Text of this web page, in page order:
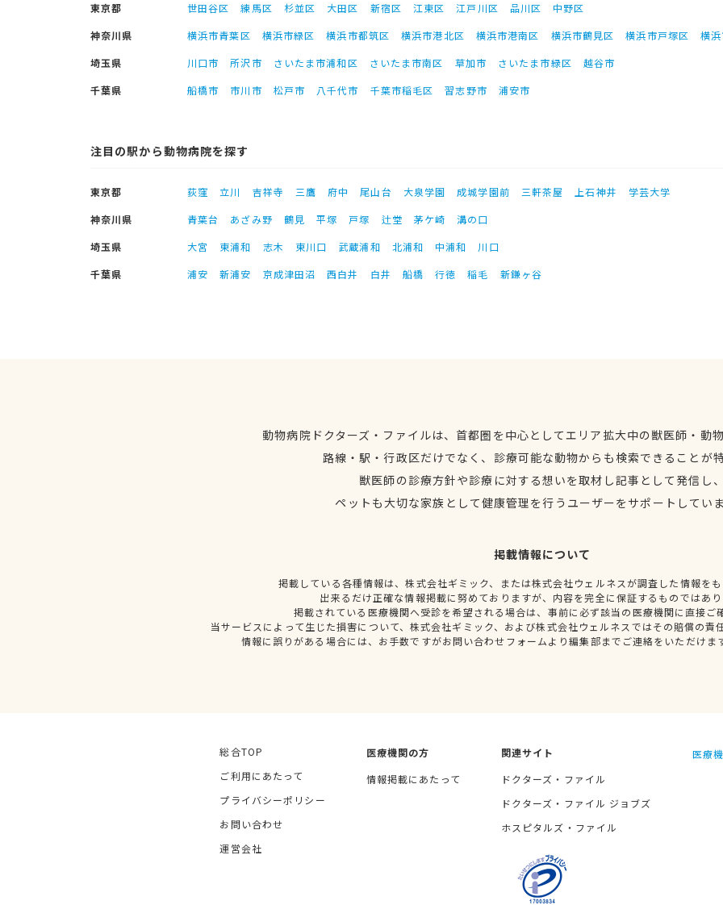
東京都 世田谷区 練馬区 杉並区 大田区 新宿区 江東区 江戸川区 品川区
中野区
神奈川県
横浜市青葉区 横浜市緑区 横浜市都筑区 横浜市港北区 横浜市港南区 横浜市鶴見区 横浜市戸塚区
横
埼玉県
川口市 所沢市 さいたま市浦和区 さいたま市南区 草加市 さいたま市緑区
越谷市
千葉県
船橋市 市川市 松戸市 八千代市 千葉市稲毛区 習志野市 浦安市
注目の駅から動物病院を探す
東京都 荻窪 立川 吉祥寺 三鷹 府中 尾山台 大泉学園 成城学園前 三軒茶屋 上石神井
学芸大学
神奈川県
青葉台 あざみ野 鶴見 平塚 戸塚 辻堂 茅ケ崎
溝の口
埼玉県
大宮 東浦和 志木 東川口 武蔵浦和 北浦和 中浦和
川口
千葉県
浦安 新浦安 京成津田沼 西白井 白井 船橋 行徳 稲毛 新鎌ヶ谷
動物病院ドクターズ・ファイルは、首都圏を中心としてエリア拡大中の獣医師・動
路線・駅・行政区だけでなく、診療可能な動物からも検索できることが
獣医師の診療方針や診療に対する想いを取材し記事として発信し
ペットも大切な家族として健康管理を行うユーザーをサポートしてい
掲載情報について
掲載している各種情報は、株式会社ギミック、または株式会社ウェルネスが調査した情報を
出来るだけ正確な情報掲載に努めておりますが、内容を完全に保証するものではあ
掲載されている医療機関へ受診を希望される場合は、事前に必ず該当の医療機関に直接ご
当サービスによって生じた損害について、株式会社ギミック、および株式会社ウェルネスではその賠償の責
情報に誤りがある場合には、お手数ですがお問い合わせフォームより編集部までご連絡をいただけま
総合TOP
ご利用にあたって
プライバシーポリシー
お問い合わせ
運営会社
医療機関の方
情報掲載にあたって
関連サイト
ドクターズ・ファイル
ドクターズ・ファイル ジョブズ
ホスピタルズ・ファイル
医療